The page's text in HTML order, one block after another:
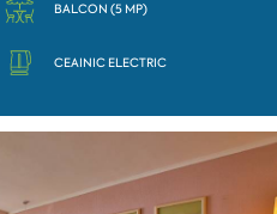
BALCON (5 MP)
CEAINIC ELECTRIC